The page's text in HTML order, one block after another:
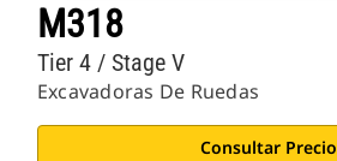
M318
Excavadoras De Ruedas
Tier 4 / Stage V
Consultar Precio